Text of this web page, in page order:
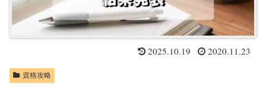
2025.10.19 2020.11.23
資格攻略